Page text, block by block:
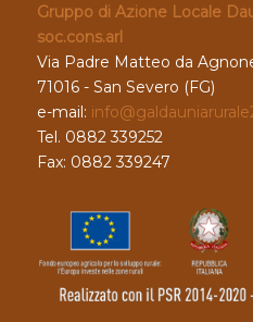
Gruppo di Azione Locale
soc.cons.arl
Via Padre Matteo da
71016 - San Severo (FG)
e-mail:
Tel. 0882 339252
Fax: 0882 339247